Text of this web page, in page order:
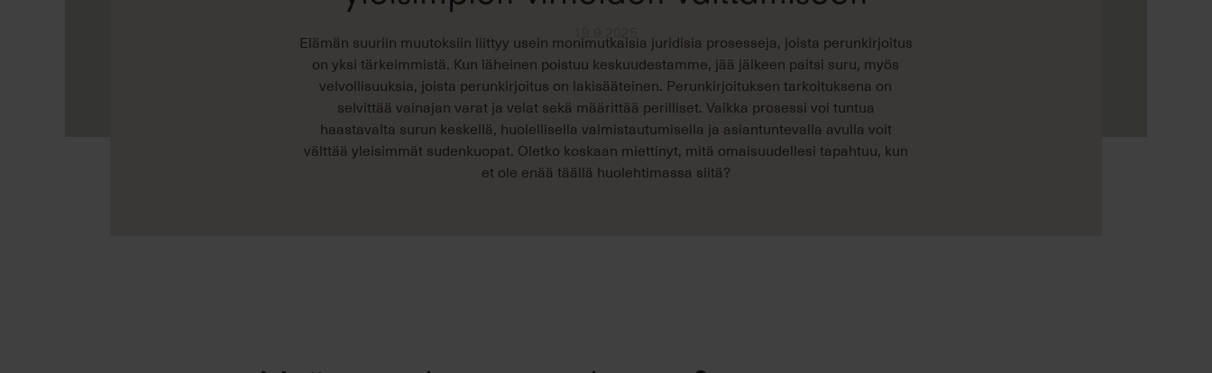
Elämän suuriin muutoksiin liittyy usein monimutkaisia juridisia prosesseja, joista perunkirjoitus
on yksi tärkeimmistä. Kun läheinen poistuu keskuudestamme, jää jälkeen paitsi suru, myös
velvollisuuksia, joista perunkirjoitus on lakisääteinen. Perunkirjoituksen tarkoituksena on
selvittää vainajan varat ja velat sekä määrittää perilliset. Vaikka prosessi voi tuntua
haastavalta surun keskellä, huolellisella valmistautumisella ja asiantuntevalla avulla voit
välttää yleisimmät sudenkuopat. Oletko koskaan miettinyt, mitä omaisuudellesi tapahtuu, kun
et ole enää täällä huolehtimassa siitä?